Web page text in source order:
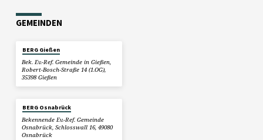
GEMEINDEN
BERG Gießen
Bek. Ev.-Ref. Gemeinde in Gießen,
Robert-Bosch-Straße 14 (1.OG),
35398 Gießen
BERG Osnabrück
Bekennende Ev.-Ref. Gemeinde
Osnabrück, Schlosswall 16, 49080
Osnabrück